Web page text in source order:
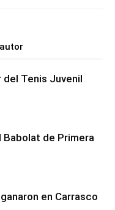
del Tenis Juvenil
de Primera
en Carrasco